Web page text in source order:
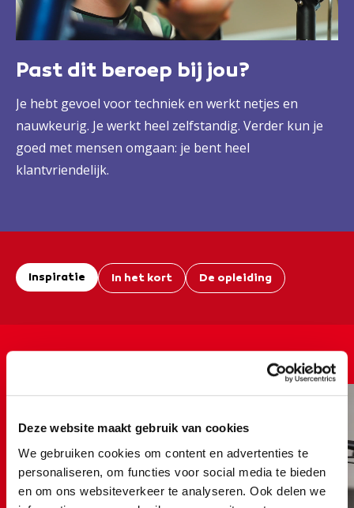
Deze website maakt gebruik van cookies
We gebruiken cookies om content en advertenties te
personaliseren, om functies voor social media te bieden
en om ons websiteverkeer te analyseren. Ook delen we
Past dit beroep bij jou?
Je hebt gevoel voor techniek en werkt netjes en
nauwkeurig. Je werkt heel zelfstandig. Verder kun je
goed met mensen omgaan: je bent heel
klantvriendelijk.
Inspiratie In het kort De opleiding
Een kijkje bij mobiliteit en
voertuigen